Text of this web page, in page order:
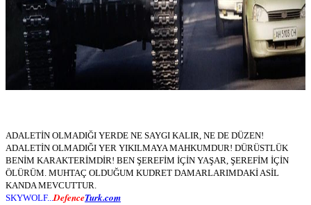
ADALETİN OLMADIĞI YERDE NE SAYGI KALIR, NE DE DÜZEN!
ADALETİN OLMADIĞI YER YIKILMAYA MAHKUMDUR! DÜRÜSTLÜK
BENİM KARAKTERİMDİR! BEN ŞEREFİM İÇİN YAŞAR, ŞEREFİM İÇİN
ÖLÜRÜM. MUHTAÇ OLDUĞUM KUDRET DAMARLARIMDAKİ ASİL
KANDA MEVCUTTUR.
SKYWOLF...DefenceTurk.com